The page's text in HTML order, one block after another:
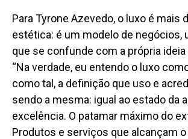
Para Tyrone Azevedo, o luxo é mais
estética: é um modelo de negócios,
que se confunde com a própria
“Na verdade, eu entendo o luxo
como tal, a definição que uso e
sendo a mesma: igual ao estado da
excelência. O patamar máximo do
Produtos e serviços que alcançam